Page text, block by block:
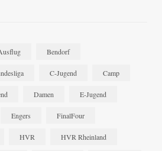
Bendorf
C-Jugend Camp
Damen E-Jugend
Engers FinalFour
HVR HVR Rheinland